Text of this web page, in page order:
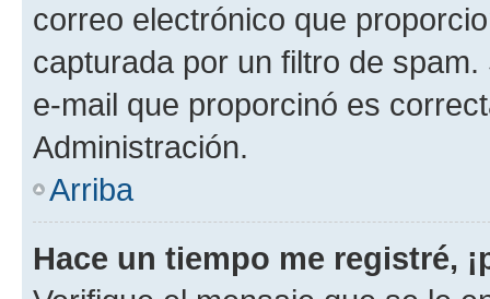
correo electrónico que
capturada por un filtro de
e-mail que proporcinó es
Administración.
Arriba
Hace un tiempo me registré,